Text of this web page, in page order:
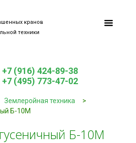
кранов
техники
+7 (916) 424-89-38
+7 (495) 773-47-02
Землеройная техника
>
Б-10М
Б-10М